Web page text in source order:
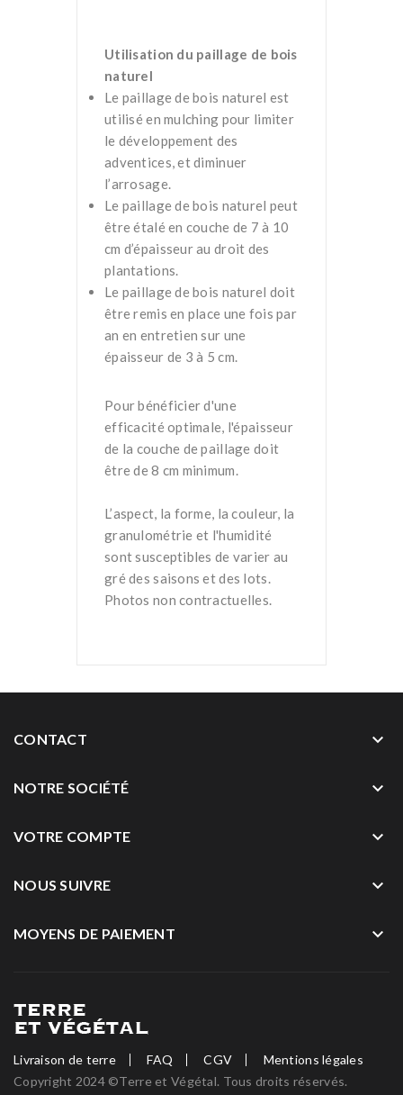
Utilisation du paillage de bois
naturel
Le paillage de bois naturel est
utilisé en mulching pour limiter
le développement des
adventices, et diminuer
l’arrosage.
Le paillage de bois naturel peut
être étalé en couche de 7 à 10
cm d’épaisseur au droit des
plantations.
Le paillage de bois naturel doit
être remis en place une fois par
an en entretien sur une
épaisseur de 3 à 5 cm.
Pour bénéficier d'une
efficacité optimale, l'épaisseur
de la couche de paillage doit
être de 8 cm minimum.
L’aspect, la forme, la couleur, la
granulométrie et l'humidité
sont susceptibles de varier au
gré des saisons et des lots.
Photos non contractuelles.
CONTACT keyboard_arrow_down
NOTRE SOCIÉTÉ keyboard_arrow_down
VOTRE COMPTE keyboard_arrow_down
NOUS SUIVRE keyboard_arrow_down
MOYENS DE PAIEMENT keyboard_arrow_down
Livraison de terre FAQ CGV
Mentions légales
Copyright 2024 ©Terre et Végétal. Tous droits réservés.